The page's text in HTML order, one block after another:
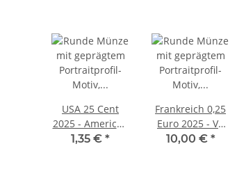
USA 25 Cent
2025 - American
Women Quarter
1,35 € *
Frankreich 0,25
Euro 2025 - VE
Day - Amerika
10,00 € *